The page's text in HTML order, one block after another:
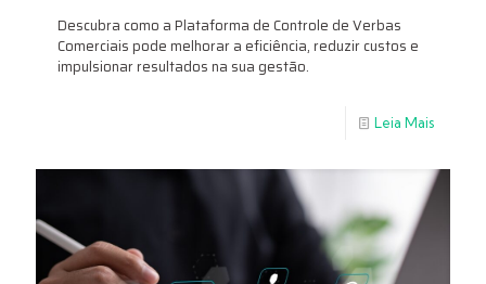
Descubra como a Plataforma de Controle de Verbas
Comerciais pode melhorar a eficiência, reduzir custos e
impulsionar resultados na sua gestão.
Leia Mais